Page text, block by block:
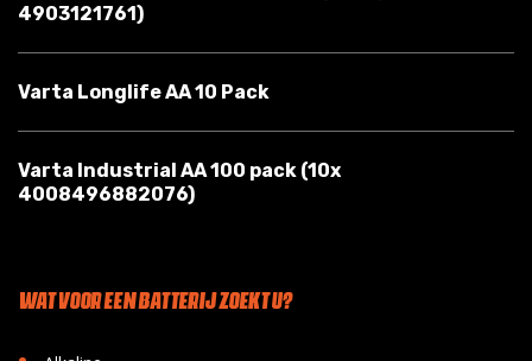
4903121761)
Varta Longlife AA 10 Pack
Varta Industrial AA 100 pack (10x
4008496882076)
WAT VOOR EEN BATTERIJ ZOEKT U?